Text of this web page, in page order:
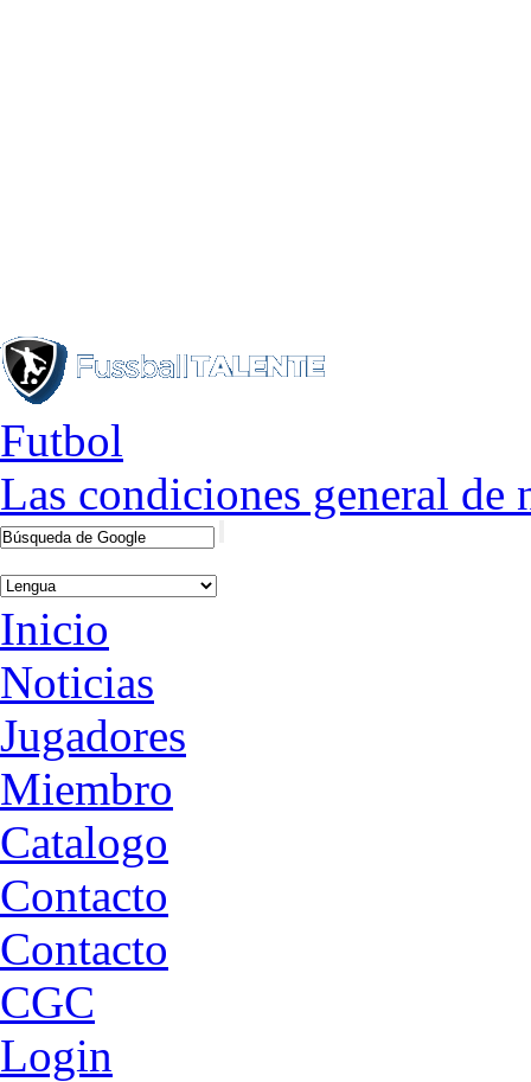
Futbol
Las condiciones general de
Inicio
Noticias
Jugadores
Miembro
Catalogo
Contacto
Contacto
CGC
Login